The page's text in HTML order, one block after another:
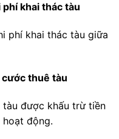
khai thác tàu
phí khai thác tàu giữa
thuê tàu
tàu được khấu trừ tiền
động.